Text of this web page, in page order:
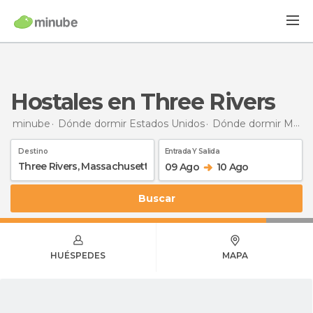
Hostales en Three Rivers
minube Dónde dormir Estados Unidos Dónde dormir Massachusetts
Destino Entrada Y Salida
09 Ago 10 Ago
Buscar
HUÉSPEDES MAPA